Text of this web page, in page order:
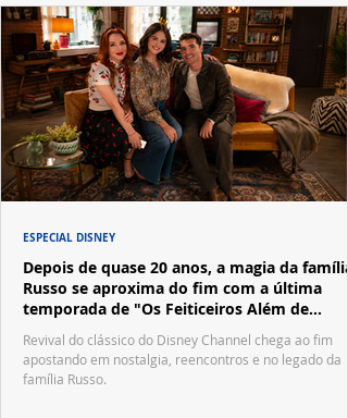
Depois de quase 20 anos, a magia da família
Russo se aproxima do fim com a última
temporada de "Os Feiticeiros Além de
Waverly Place"
Revival do clássico do Disney Channel chega ao fim
apostando em nostalgia, reencontros e no legado da
família Russo.
ESPECIAL DISNEY